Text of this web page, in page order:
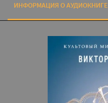
ИНФОРМАЦИЯ О АУДИОКНИГЕ